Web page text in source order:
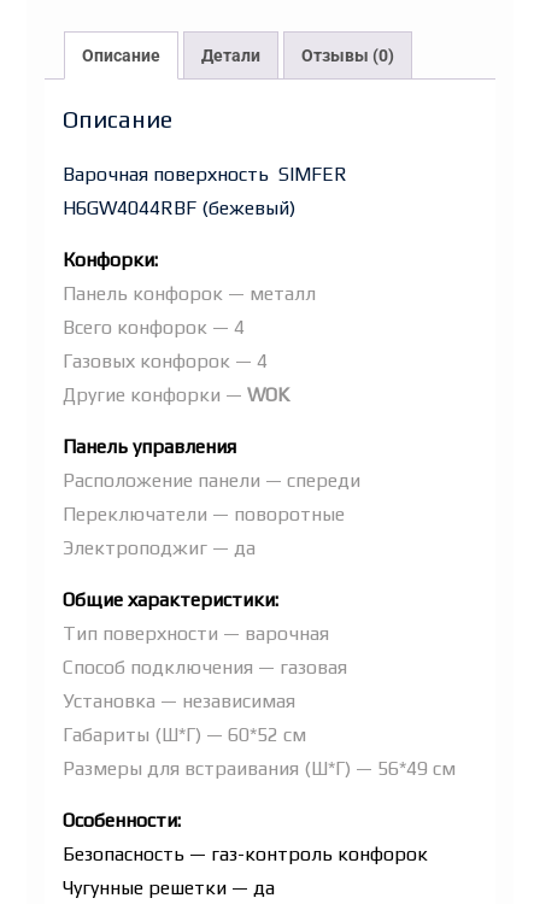
Описание Детали Отзывы (0)
Описание
Варочная поверхность SIMFER
H6GW4044RBF (бежевый)
Конфорки:
Панель конфорок — металл
Всего конфорок — 4
Газовых конфорок — 4
Другие конфорки — WOK
Панель управления
Расположение панели — спереди
Переключатели — поворотные
Электроподжиг — да
Общие характеристики:
Тип поверхности — варочная
Способ подключения — газовая
Установка — независимая
Габариты (Ш*Г) — 60*52 см
Размеры для встраивания (Ш*Г) — 56*49 см
Особенности:
Безопасность — газ-контроль конфорок
Чугунные решетки — да